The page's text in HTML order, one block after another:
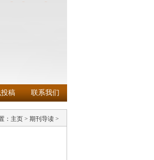
稿 联系我们
： 主页> 期刊导读>